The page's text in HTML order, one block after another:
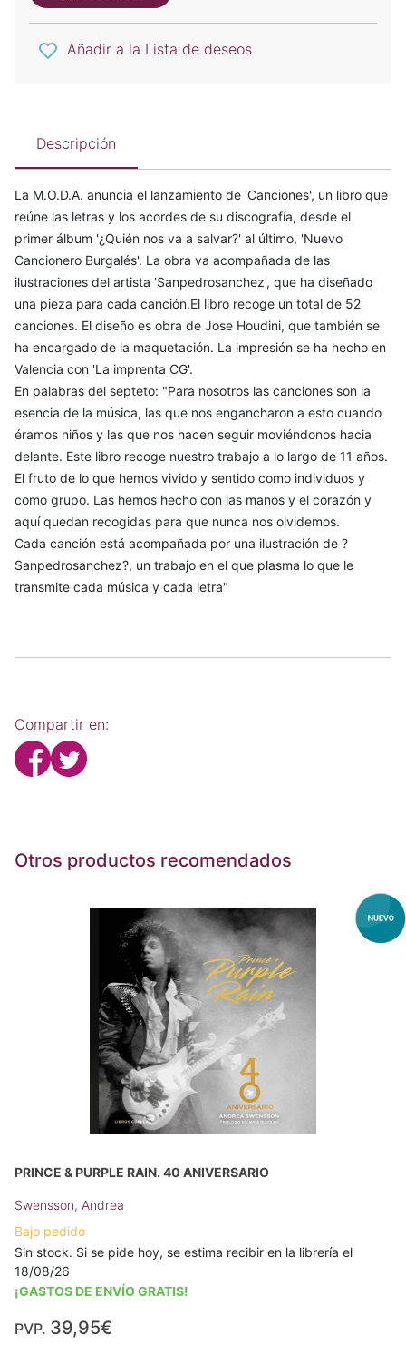
Añadir a la Lista de deseos
Descripción
La M.O.D.A. anuncia el lanzamiento de 'Canciones', un libro que
reúne las letras y los acordes de su discografía, desde el
primer álbum '¿Quién nos va a salvar?' al último, 'Nuevo
Cancionero Burgalés'. La obra va acompañada de las
ilustraciones del artista 'Sanpedrosanchez', que ha diseñado
una pieza para cada canción.El libro recoge un total de 52
canciones. El diseño es obra de Jose Houdini, que también se
ha encargado de la maquetación. La impresión se ha hecho en
Valencia con 'La imprenta CG'.
En palabras del septeto: "Para nosotros las canciones son la
esencia de la música, las que nos engancharon a esto cuando
éramos niños y las que nos hacen seguir moviéndonos hacia
delante. Este libro recoge nuestro trabajo a lo largo de 11 años.
El fruto de lo que hemos vivido y sentido como individuos y
como grupo. Las hemos hecho con las manos y el corazón y
aquí quedan recogidas para que nunca nos olvidemos.
Cada canción está acompañada por una ilustración de ?
Sanpedrosanchez?, un trabajo en el que plasma lo que le
transmite cada música y cada letra"
Compartir en:
Otros productos recomendados
PRINCE & PURPLE RAIN. 40 ANIVERSARIO
Swensson, Andrea
Bajo pedido
Sin stock. Si se pide hoy, se estima recibir en la librería el
18/08/26
¡GASTOS DE ENVÍO GRATIS!
PVP. 39,95€